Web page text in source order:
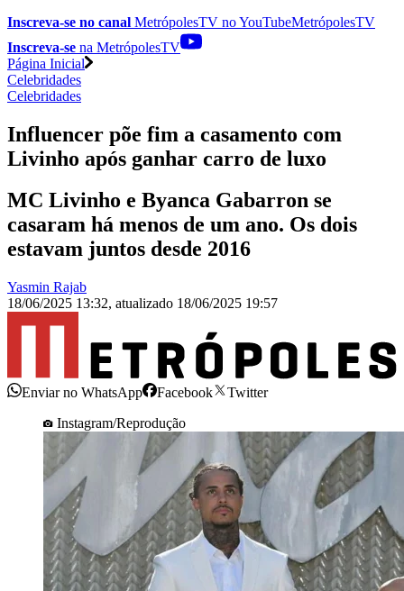
Inscreva-se no canal MetrópolesTV noYouTubeMetrópolesTV
Inscreva-se na MetrópolesTV
Página Inicial
Celebridades
Celebridades
Influencer põe fim a casamento com
Livinho após ganhar carro de luxo
MC Livinho e Byanca Gabarron se
casaram há menos de um ano. Os dois
estavam juntos desde 2016
Yasmin Rajab
18/06/2025 13:32, atualizado 18/06/2025 19:57
Enviar no WhatsApp Facebook
Twitter
Instagram/Reprodução